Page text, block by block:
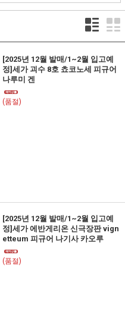
[2025년 12월 발매/1~2월 입고예
정]세가 괴수 8호 쵸코노세 피규어
나루미 겐
(품절)
[2025년 12월 발매/1~2월 입고예
정]세가 에반게리온 신극장판 vign
etteum 피규어 나기사 카오루
(품절)